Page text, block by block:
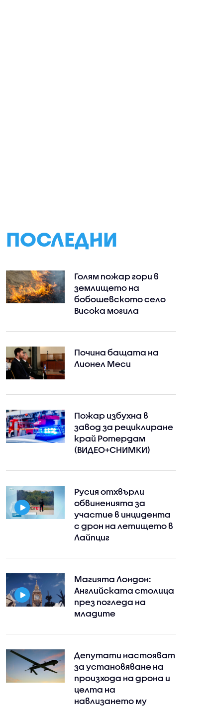
ПОСЛЕДНИ
Голям пожар гори в
землището на
бобошевското село
Висока могила
Почина бащата на
Лионел Меси
Пожар избухна в
завод за рециклиране
край Ротердам
(ВИДЕО+СНИМКИ)
Русия отхвърли
обвиненията за
участие в инцидента
с дрон на летището в
Лайпциг
Магията Лондон:
Английската столица
през погледа на
младите
Депутати настояват
за установяване на
произхода на дрона и
целта на
навлизането му